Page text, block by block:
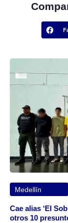
Medellín
Cae alias ‘El
otros 10